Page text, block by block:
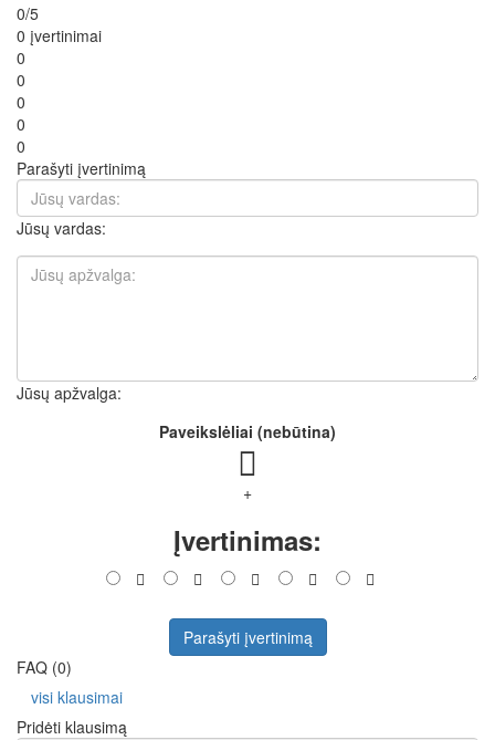
0/5
0 įvertinimai
0
0
0
0
0
Parašyti įvertinimą
Jūsų vardas:
Jūsų apžvalga:
Paveikslėliai (nebūtina)
+
Įvertinimas:
Parašyti įvertinimą
FAQ (0)
visi klausimai
Pridėti klausimą